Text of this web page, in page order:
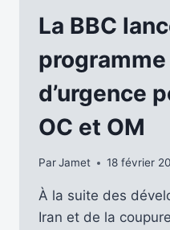
LA
BBC
4
SUR
198
La BBC
d’urgence
OC et OM
ParJamet 18 février
À la suite des
Iran et de la